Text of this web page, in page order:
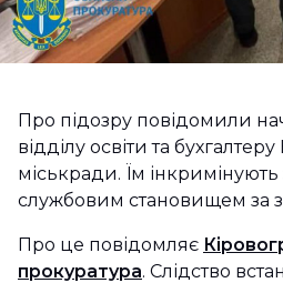
Про підозру повідомили
відділу освіти та
міськради. Їм
службовим становищем за
Про це повідомляє
прокуратура. Слідство